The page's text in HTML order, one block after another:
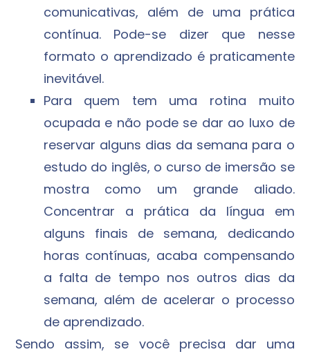
comunicativas, além de uma prática
contínua. Pode-se dizer que nesse
formato o aprendizado é praticamente
inevitável.
Para quem tem uma rotina muito
ocupada e não pode se dar ao luxo de
reservar alguns dias da semana para o
estudo do inglês, o curso de imersão se
mostra como um grande aliado.
Concentrar a prática da língua em
alguns finais de semana, dedicando
horas contínuas, acaba compensando
a falta de tempo nos outros dias da
semana, além de acelerar o processo
de aprendizado.
Sendo assim, se você precisa dar uma